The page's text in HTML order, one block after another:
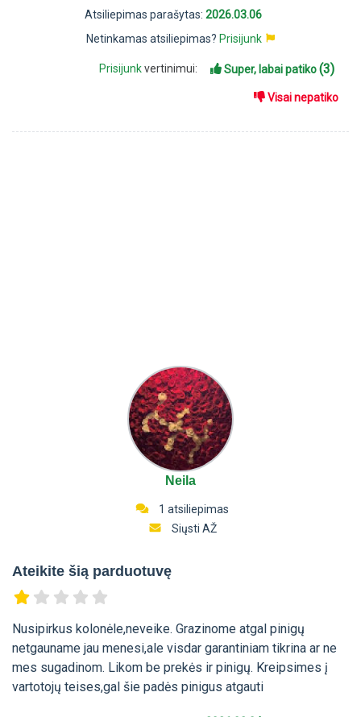
Atsiliepimas parašytas: 2026.03.06
Netinkamas atsiliepimas? Prisijunk
Prisijunkvertinimui: Super, labai patiko(3)
Visai nepatiko
Neila
1 atsiliepimas
Siųsti AŽ
Ateikite šią parduotuvę
Nusipirkus kolonėle,neveike. Grazinome atgal pinigų
netgauname jau menesi,ale visdar garantiniam tikrina ar ne
mes sugadinom. Likom be prekės ir pinigų. Kreipsimes į
vartotojų teises,gal šie padės pinigus atgauti